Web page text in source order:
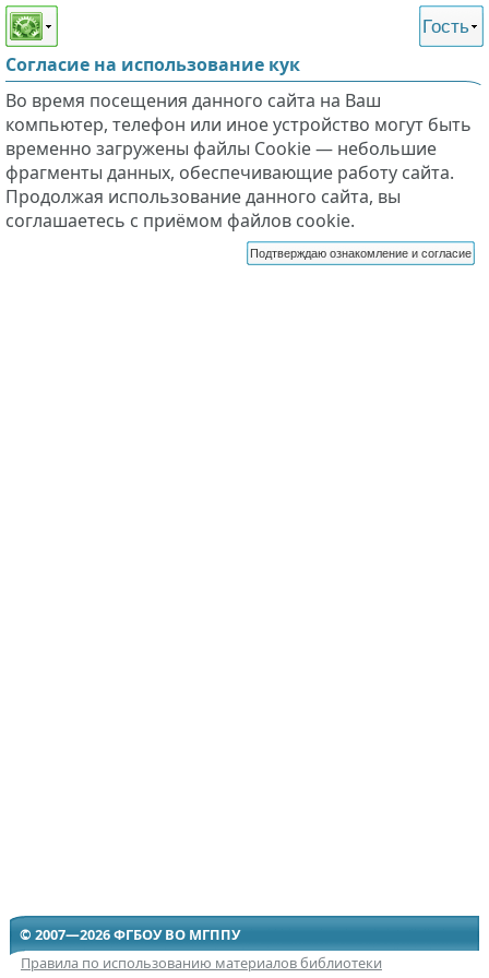
Этот сайт поддерживает
слабовидящих
Гость
Согласие на использование кук
Во время посещения данного сайта на Ваш
компьютер, телефон или иное устройство могут быть
временно загружены файлы Cookie — небольшие
фрагменты данных, обеспечивающие работу сайта.
Продолжая использование данного сайта, вы
соглашаетесь с приёмом файлов cookie.
Подтверждаю ознакомление и согласие
© 2007—2026 ФГБОУ ВО МГППУ
Правила по использованию материалов библиотеки